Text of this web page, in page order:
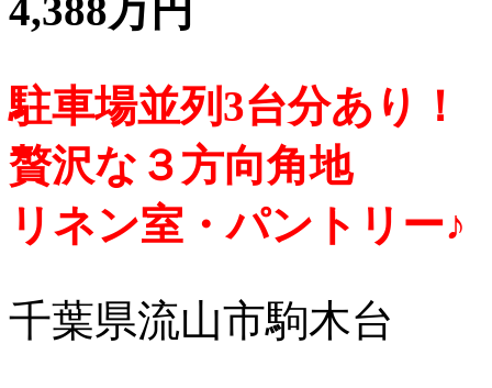
4,388万円
駐車場並列3台分あり！
贅沢な３方向角地
リネン室・パントリー♪
千葉県流山市駒木台